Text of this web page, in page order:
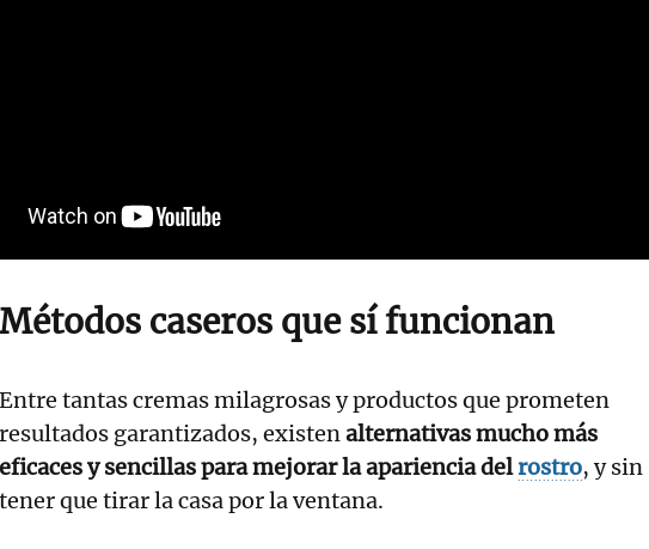
Métodos caseros que sí funcionan
Entre tantas cremas milagrosas y productos que prometen
resultados garantizados, existenalternativas mucho más
eficaces y sencillas para mejorar la apariencia delrostro, y sin
tener que tirar la casa por la ventana.